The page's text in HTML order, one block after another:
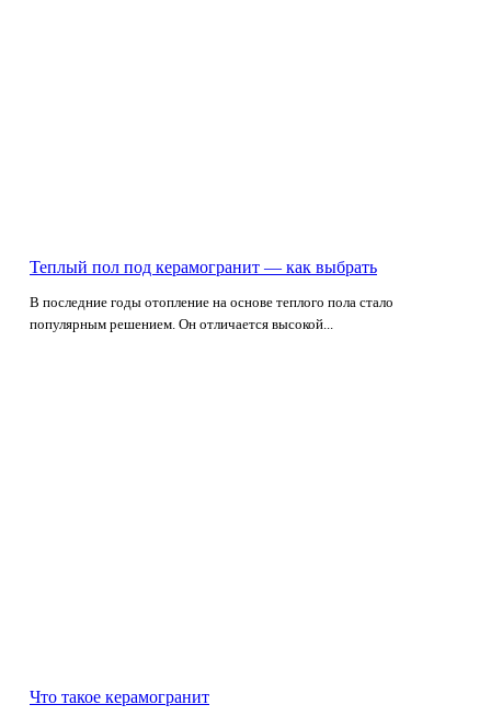
Теплый пол под керамогранит — как выбрать
В последние годы отопление на основе теплого пола стало
популярным решением. Он отличается высокой...
Что такое керамогранит